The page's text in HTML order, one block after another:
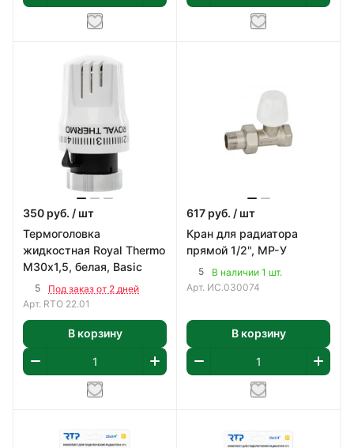
350 руб. / шт
Термоголовка
жидкостная Royal Thermo
М30х1,5, белая, Basic
5
Под заказ от 2 дней
Арт. RTO 22.01
В корзину
617 руб. / шт
Кран для радиатора
прямой 1/2", MP-У
5
В наличии 1 шт.
Арт. ИС.030074
В корзину